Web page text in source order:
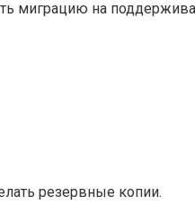
миграцию на
резервные копии.